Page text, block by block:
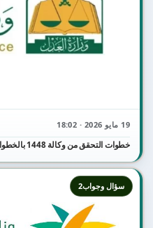
19 مايو 2026 · 18:02
خطوات التحقق من وكالة 1448 بالخطوات الصحيحة والمتطلبات
سؤال وجواب2